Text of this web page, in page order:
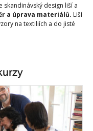
skandinávský design liší a
a úprava materiálů. Liší
na textiliích a do jisté